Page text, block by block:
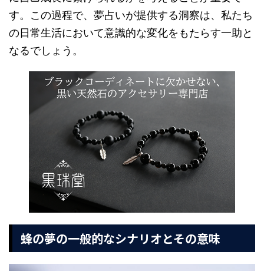
す。この過程で、夢占いが提供する洞察は、私たち
の日常生活において意識的な変化をもたらす一助と
なるでしょう。
蜂の夢の一般的なシナリオとその意味